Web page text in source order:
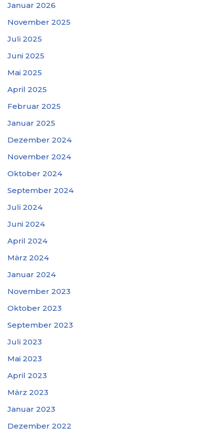
Januar 2026
November 2025
Juli 2025
Juni 2025
Mai 2025
April 2025
Februar 2025
Januar 2025
Dezember 2024
November 2024
Oktober 2024
September 2024
Juli 2024
Juni 2024
April 2024
März 2024
Januar 2024
November 2023
Oktober 2023
September 2023
Juli 2023
Mai 2023
April 2023
März 2023
Januar 2023
Dezember 2022